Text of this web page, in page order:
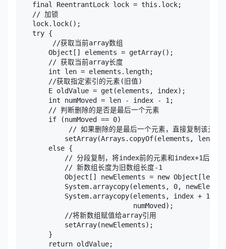
    final ReentrantLock lock = this.lock;
    // 加锁
    lock.lock();
    try {
         //获取当前array数组
        Object[] elements = getArray();
        // 获取当前array长度
        int len = elements.length;
        //获取指定索引的元素(旧值)
        E oldValue = get(elements, index);
        int numMoved = len - index - 1;
        // 判断删除的是否是最后一个元素
        if (numMoved == 0)
// 如果删除的是最后一个元素，直接复制该元素
setArray(Arrays.copyOf(elements, len -
        else {
// 分段复制，将index前的元素和index+1后的元
            // 新数组长度为旧数组长度-1
Object[] newElements = new Object[len -
System.arraycopy(elements, 0,
System.arraycopy(elements, index + 1,
                             numMoved);
            //将新数组赋值给array引用
            setArray(newElements);
        }
        return oldValue;